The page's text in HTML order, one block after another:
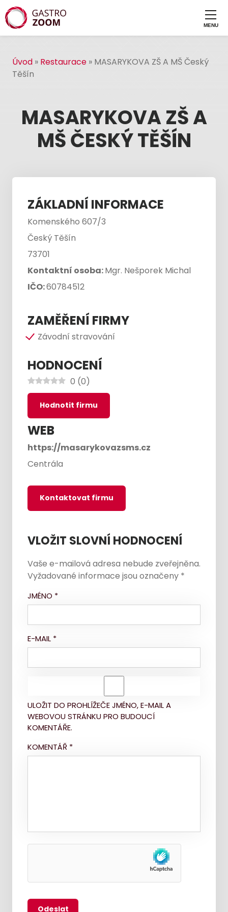
Úvod » Restaurace » MASARYKOVA ZŠ A MŠ Český
Těšín
MASARYKOVA ZŠ A
MŠ ČESKÝ TĚŠÍN
ZÁKLADNÍ INFORMACE
Komenského 607/3
Český Těšín
73701
Kontaktní osoba:Mgr. Nešporek Michal
IČO:60784512
ZAMĚŘENÍ FIRMY
Závodní stravování
HODNOCENÍ
0 (0)
Hodnotit firmu
WEB
https://masarykovazsms.cz
Centrála
Kontaktovat firmu
VLOŽIT SLOVNÍ HODNOCENÍ
Vaše e-mailová adresa nebude zveřejněna.
Vyžadované informace jsou označeny *
JMÉNO *
E-MAIL *
ULOŽIT DO PROHLÍŽEČE JMÉNO, E-MAIL A
WEBOVOU STRÁNKU PRO BUDOUCÍ
KOMENTÁŘE.
KOMENTÁŘ *